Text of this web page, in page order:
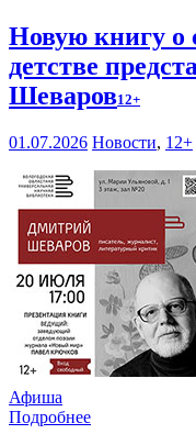
Новую книгу о
детстве
Шеваров12+
01.07.2026 Новости, 12+
Афиша
Подробнее